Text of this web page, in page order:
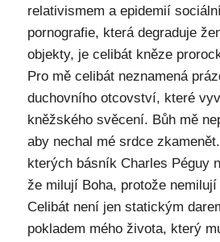
relativismem a epidemií
pornografie, která degraduje
objekty, je celibát kněze
Pro mě celibát neznamená
duchovního otcovství, které
kněžského svěcení. Bůh mě
aby nechal mé srdce
kterých básník Charles Péguy
že milují Boha, protože nemilují
Celibát není jen statickým
pokladem mého života, který